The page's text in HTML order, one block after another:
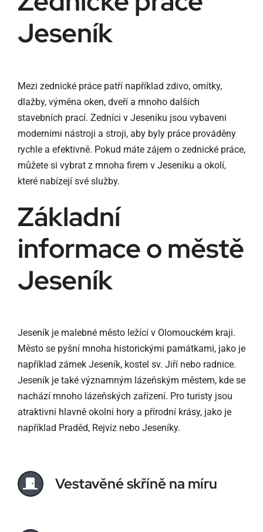
Jeseník
Mezi zednické práce patří například zdivo, omítky,
dlažby, výměna oken, dveří a mnoho dalších
stavebních prací. Zedníci v Jeseníku jsou vybaveni
moderními nástroji a stroji, aby byly práce prováděny
rychle a efektivně. Pokud máte zájem o zednické práce,
můžete si vybrat z mnoha firem v Jeseníku a okolí,
které nabízejí své služby.
Základní
informace o městě
Jeseník
Jeseník je malebné město ležící v Olomouckém kraji.
Město se pyšní mnoha historickými památkami, jako je
například zámek Jeseník, kostel sv. Jiří nebo radnice.
Jeseník je také významným lázeňským městem, kde se
nachází mnoho lázeňských zařízení. Pro turisty jsou
atraktivní hlavně okolní hory a přírodní krásy, jako je
například Praděd, Rejvíz nebo Jeseníky.
Vestavěné skříně na míru